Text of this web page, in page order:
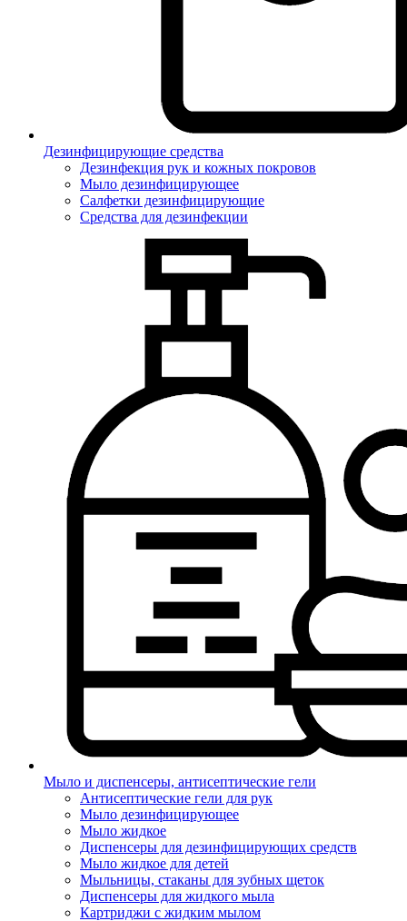
Дезинфицирующие средства
Дезинфекция рук и кожных покровов
Мыло дезинфицирующее
Салфетки дезинфицирующие
Средства для дезинфекции
Мыло и диспенсеры, антисептические гели
Антисептические гели для рук
Мыло дезинфицирующее
Мыло жидкое
Диспенсеры для дезинфицирующих средств
Мыло жидкое для детей
Мыльницы, стаканы для зубных щеток
Диспенсеры для жидкого мыла
Картриджи с жидким мылом